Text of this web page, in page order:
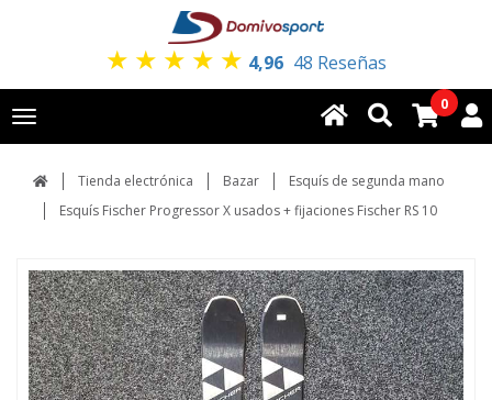
★ ★ ★ ★ ★ 4,96 48 Reseñas
Toggle
navigation
0
Tienda electrónica Bazar
Esquís de segunda mano
Esquís Fischer Progressor X usados + fijaciones Fischer RS 10